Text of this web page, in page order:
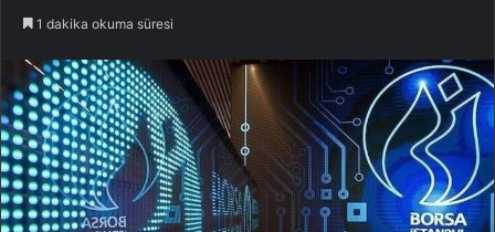
1 dakika okuma süresi